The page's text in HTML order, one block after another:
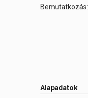
Bemutatkozás:
Alapadatok